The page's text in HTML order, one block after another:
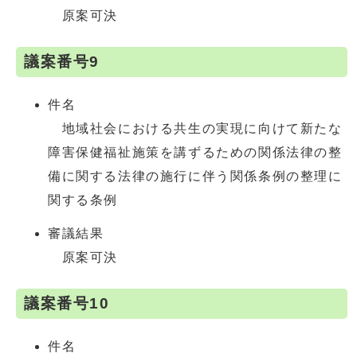
原案可決
議案番号9
件名
地域社会における共生の実現に向けて新たな
障害保健福祉施策を講ずるための関係法律の整
備に関する法律の施行に伴う関係条例の整理に
関する条例
審議結果
原案可決
議案番号10
件名